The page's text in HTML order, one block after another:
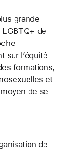
grande
LGBTQ+ de
sur l’équité
formations,
et
de se
de